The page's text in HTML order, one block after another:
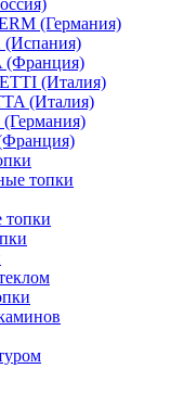
(Германия)
(Франция)
(Италия)
(Италия)
топки
топки